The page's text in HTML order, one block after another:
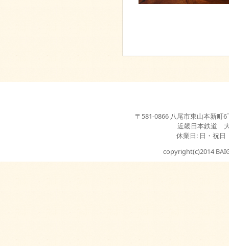
〒581-0866 八尾市東山本新町
近畿日本鉄道
休業日: 日・祝
copyright(c)2014